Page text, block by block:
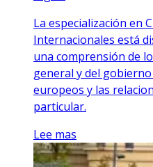
La especialización en
Internacionales está
una comprensión de
general y del
europeos y las
particular.
Lee mas